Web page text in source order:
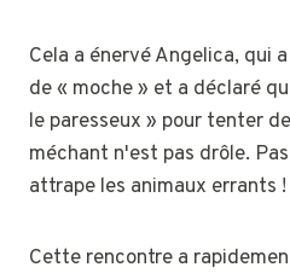
Cela a énervé Angelica, qui
de « moche » et a déclaré
le paresseux » pour tenter
méchant n'est pas drôle.
attrape les animaux errants !
Cette rencontre a